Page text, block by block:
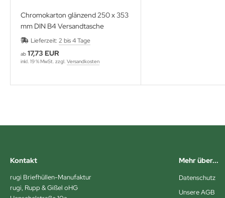
Chromokarton glänzend 250 x 353
mm DIN B4 Versandtasche
Lieferzeit: 2 bis 4 Tage
ab 17,73 EUR
inkl. 19 % MwSt. zzgl. Versandkosten
Kontakt
rugi Briefhüllen-Manufaktur
rugi, Rupp & Gißel oHG
Mehr über...
Datenschutz
Unsere AGB